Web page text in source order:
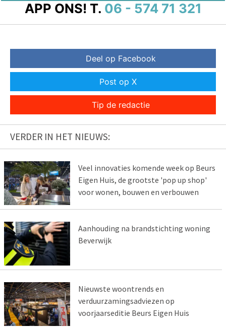
APP ONS! T. 06 - 574 71 321
Deel op Facebook
Post op X
Tip de redactie
VERDER IN HET NIEUWS:
Veel innovaties komende week op Beurs
Eigen Huis, de grootste 'pop up shop'
voor wonen, bouwen en verbouwen
Aanhouding na brandstichting woning
Beverwijk
Nieuwste woontrends en
verduurzamingsadviezen op
voorjaarseditie Beurs Eigen Huis